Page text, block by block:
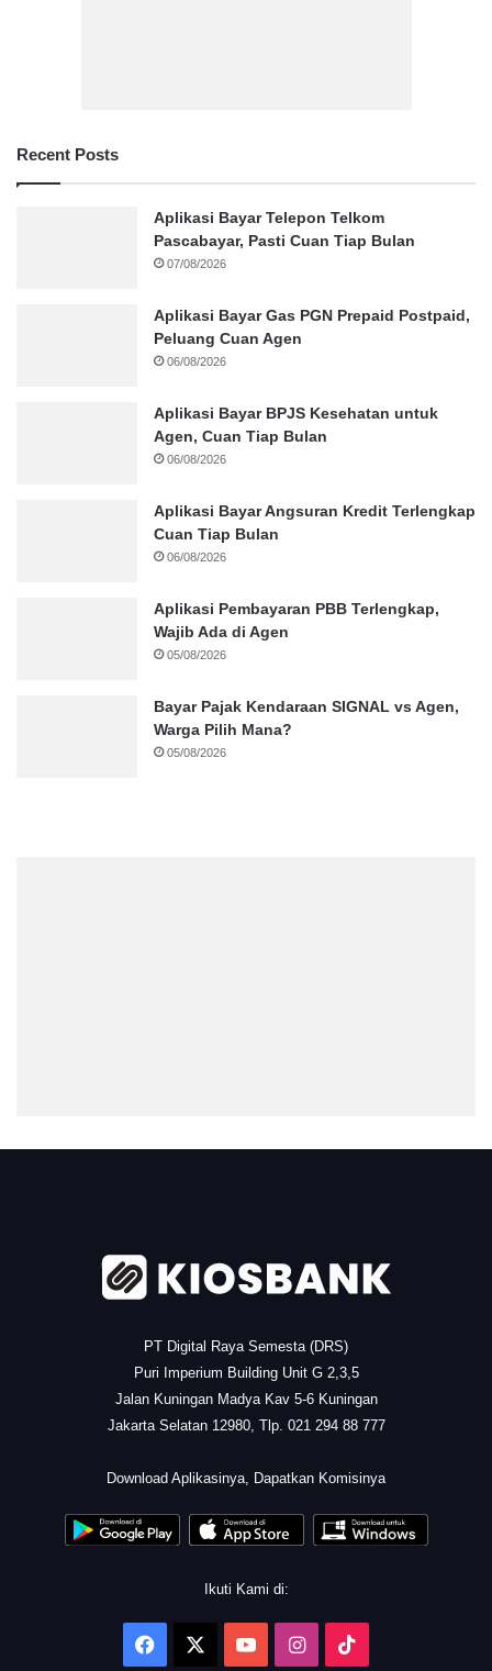
Recent Posts
Aplikasi Bayar Telepon Telkom
Pascabayar, Pasti Cuan Tiap Bulan
07/08/2026
Aplikasi Bayar Gas PGN Prepaid Postpaid,
Peluang Cuan Agen
06/08/2026
Aplikasi Bayar BPJS Kesehatan untuk
Agen, Cuan Tiap Bulan
06/08/2026
Aplikasi Bayar Angsuran Kredit Terlengkap
Cuan Tiap Bulan
06/08/2026
Aplikasi Pembayaran PBB Terlengkap,
Wajib Ada di Agen
05/08/2026
Bayar Pajak Kendaraan SIGNAL vs Agen,
Warga Pilih Mana?
05/08/2026
PT Digital Raya Semesta (DRS)
Puri Imperium Building Unit G 2,3,5
Jalan Kuningan Madya Kav 5-6 Kuningan
Jakarta Selatan 12980, Tlp. 021 294 88 777
Download Aplikasinya, Dapatkan Komisinya
Ikuti Kami di:
Facebook YouTubeInstagram